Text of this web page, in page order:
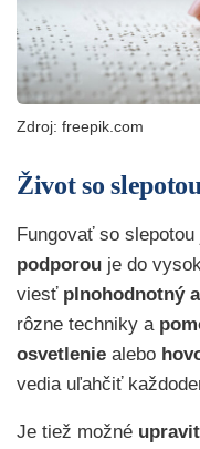
Zdroj: freepik.com
Život so slepotou
Fungovať so
podporou je do
viesť plnohodnotný
rôzne techniky a
osvetlenie alebo
vedia uľahčiť
Je tiež možné